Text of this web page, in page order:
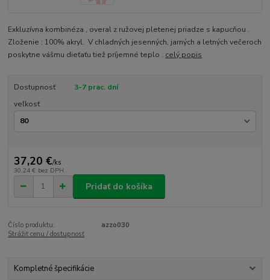
Exkluzívna kombinéza , overal z ružovej pletenej priadze s kapucňou .
Zloženie : 100% akryl. V chladných jesenných, jarných a letných večeroch
poskytne vášmu dieťaťu tiež príjemné teplo . celý popis
Dostupnosť
3-7 prac. dní
veľkosť
37,20 €/ks
30,24 € bez DPH
Pridať do košíka
Číslo produktu:
azzo030
Strážiť cenu / dostupnosť
Kompletné špecifikácie